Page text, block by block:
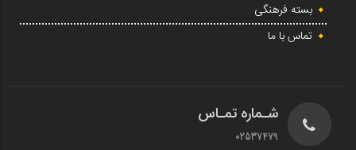
بسته فرهنگی
تماس با ما
شـماره تمـاس
02537479